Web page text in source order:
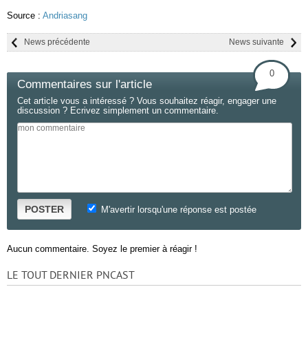
Source : Andriasang
News suivante
News précédente
Commentaires sur l'article
0
Cet article vous a intéressé ? Vous souhaitez réagir, engager une
discussion ? Ecrivez simplement un commentaire.
POSTER M'avertir lorsqu'une réponse est postée
Aucun commentaire. Soyez le premier à réagir !
LE TOUT DERNIER PNCAST